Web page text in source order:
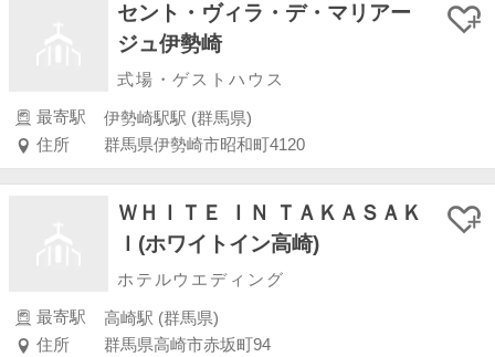
セント・ヴィラ・デ・マリアー
ジュ伊勢崎
式場・ゲストハウス
最寄駅
伊勢崎駅駅 (群馬県)
住所
群馬県伊勢崎市昭和町4120
ＷＨＩＴＥ ＩＮ ＴＡＫＡＳＡＫ
Ｉ(ホワイトイン高崎)
ホテルウエディング
最寄駅
高崎駅 (群馬県)
住所
群馬県高崎市赤坂町94